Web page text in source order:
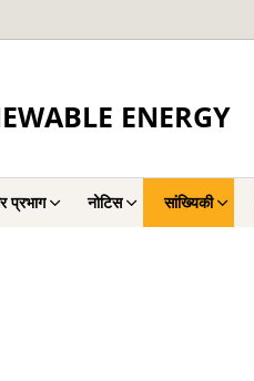
ENERGY
प्रभाग नोटिस सांख्यिकी